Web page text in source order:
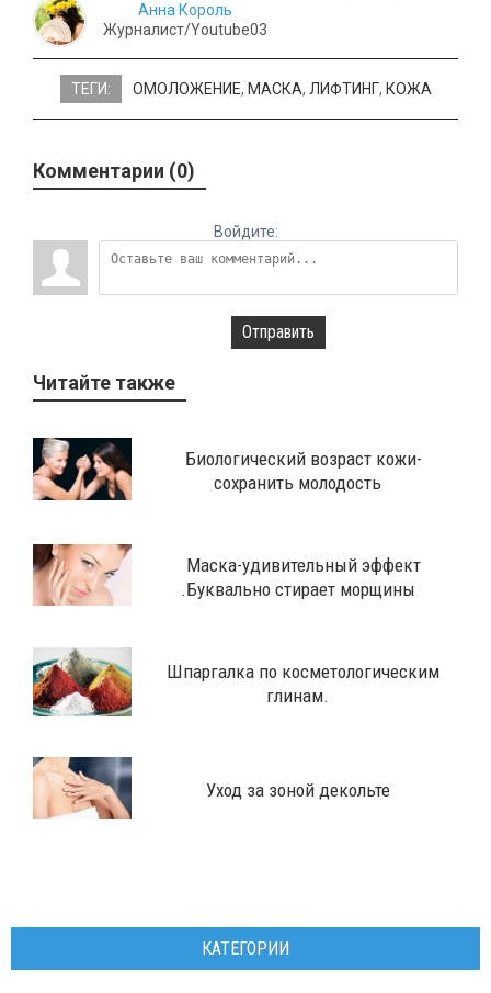
Анна Король
Журналист/Youtube03
ТЕГИ: ОМОЛОЖЕНИЕ, МАСКА, ЛИФТИНГ, КОЖА
Комментарии (0)
Войдите:
Отправить
Читайте также
Биологический возраст кожи-
сохранить молодость
Маска-удивительный эффект
.Буквально стирает морщины
Шпаргалка по косметологическим
глинам.
Уход за зоной декольте
КАТЕГОРИИ